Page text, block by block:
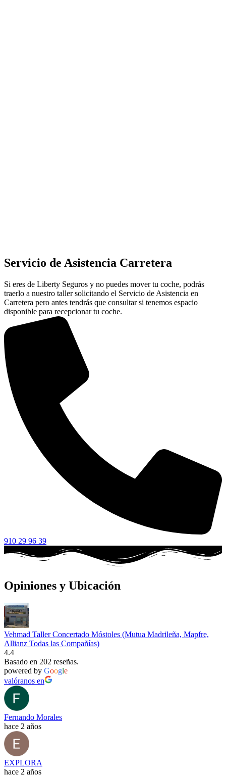
Servicio de Asistencia Carretera
Si eres de Liberty Seguros y no puedes mover tu coche, podrás
traerlo a nuestro taller solicitando el Servicio de Asistencia en
Carretera pero antes tendrás que consultar si tenemos espacio
disponible para recepcionar tu coche.
910 29 96 39
Opiniones y Ubicación
Vehmad Taller Concertado Móstoles (Mutua Madrileña, Mapfre,
Allianz Todas las Compañías)
4.4
Basado en 202 reseñas.
powered by Google
valóranos en
Fernando Morales
hace 2 años
EXPLORA
hace 2 años